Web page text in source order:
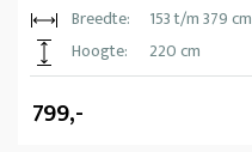
Breedte:
153 t/m 379 cm
Hoogte:
220 cm
799,-